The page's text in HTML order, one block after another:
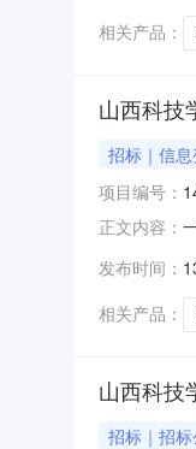
相关产品：
山西科技
招标｜信息
项目编号：
正文内容：
发布时间：
相关产品：
山西科技
招标｜招